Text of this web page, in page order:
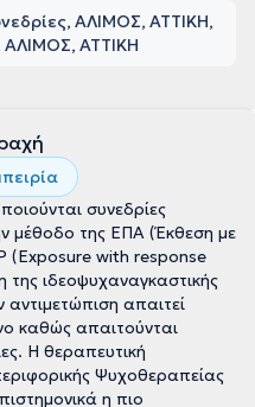
ΑΛΙΜΟΣ, ΑΤΤΙΚΗ
ΑΤΤΙΚΗ
συνεδρίες
μέθοδο της ΕΠΑ (Έκθεση με
(Exposure with response
της ιδεοψυχαναγκαστικής
απαιτεί
καθώς απαιτούνται
Η θεραπευτική
Ψυχοθεραπείας
η πιο